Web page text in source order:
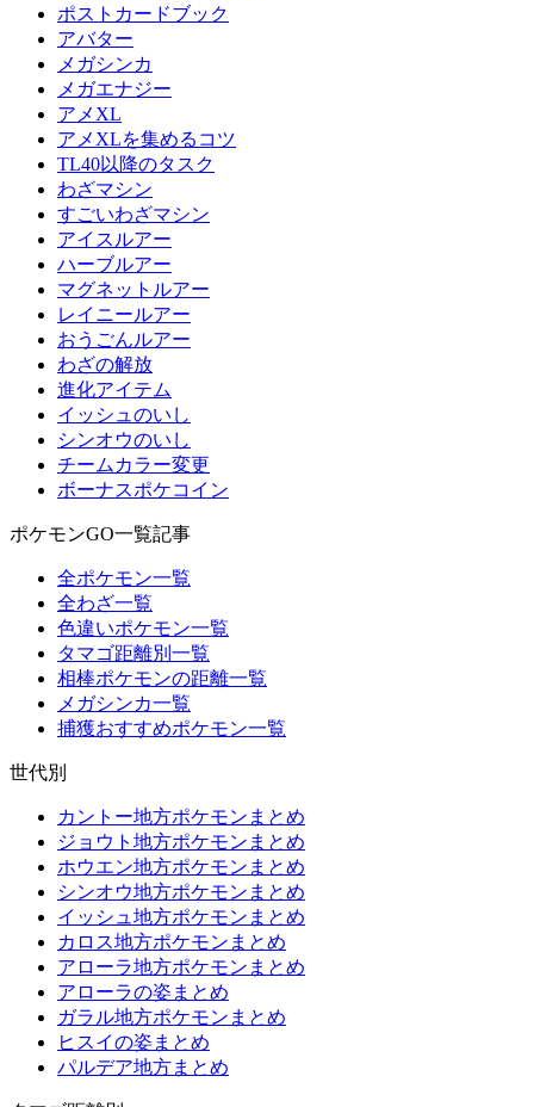
ポストカードブック
アバター
メガシンカ
メガエナジー
アメXL
アメXLを集めるコツ
TL40以降のタスク
わざマシン
すごいわざマシン
アイスルアー
ハーブルアー
マグネットルアー
レイニールアー
おうごんルアー
わざの解放
進化アイテム
イッシュのいし
シンオウのいし
チームカラー変更
ボーナスポケコイン
ポケモンGO一覧記事
全ポケモン一覧
全わざ一覧
色違いポケモン一覧
タマゴ距離別一覧
相棒ポケモンの距離一覧
メガシンカ一覧
捕獲おすすめポケモン一覧
世代別
カントー地方ポケモンまとめ
ジョウト地方ポケモンまとめ
ホウエン地方ポケモンまとめ
シンオウ地方ポケモンまとめ
イッシュ地方ポケモンまとめ
カロス地方ポケモンまとめ
アローラ地方ポケモンまとめ
アローラの姿まとめ
ガラル地方ポケモンまとめ
ヒスイの姿まとめ
パルデア地方まとめ